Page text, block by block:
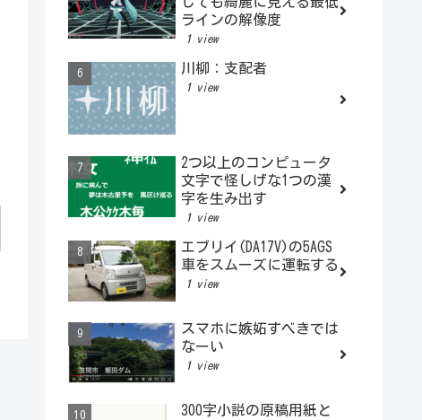
ラインの解像度
1 view
川柳：支配者
1 view
2つ以上のコンピュータ
文字で怪しげな1つの漢
字を生み出す
1 view
エブリイ(DA17V)の5AGS
車をスムーズに運転する
1 view
スマホに嫉妬すべきでは
なーい
1 view
300字小説の原稿用紙と